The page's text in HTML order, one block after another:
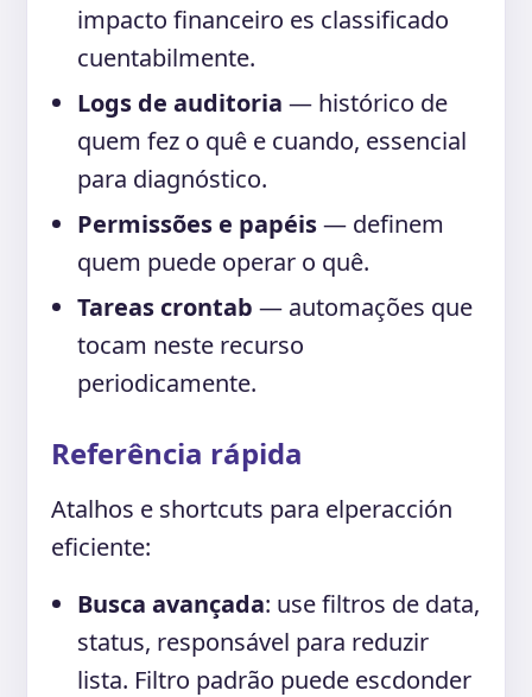
impacto financeiro es classificado
cuentabilmente.
Logs de auditoria — histórico de
quem fez o quê e cuando, essencial
para diagnóstico.
Permissões e papéis— definem
quem puede operar o quê.
Tareas crontab — automações que
tocam neste recurso
periodicamente.
Referência rápida
Atalhos e shortcuts para elperacción
eficiente:
Busca avançada: use filtros de data,
status, responsável para reduzir
lista. Filtro padrão puede escdonder